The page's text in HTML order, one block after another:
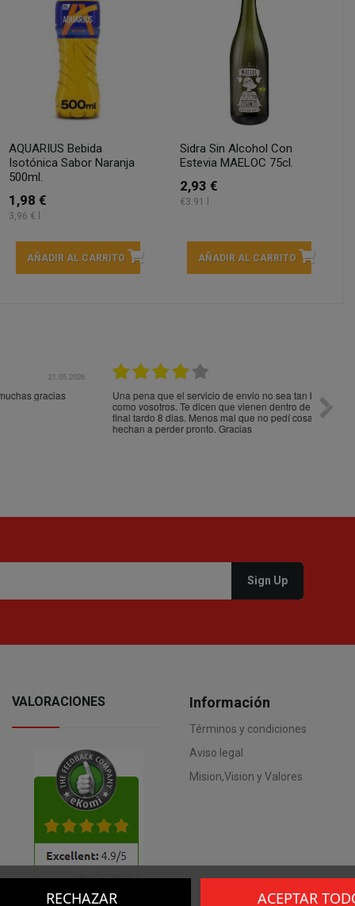
AQUARIUS Bebida
Isotónica Sabor Naranja
500ml.
1,98 €
3,96 € l
AÑADIR AL CARRITO
Sidra Sin Alcohol Con
Estevia MAELOC 75cl.
2,93 €
€3.91 l
AÑADIR AL CARRITO
Una pena que el servicio de envio no sea tan bueno
como vosotros. Te dicen que vienen dentro de 4 dias y al
final tardo 8 dias. Menos mal que no pedí cosas que se
hechan a perder pronto. Gracias
VALORACIONES Información
Términos y condiciones
Aviso legal
Mision,Vision y Valores
RECHAZAR ACEPTAR